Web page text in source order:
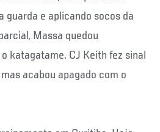
guarda e aplicando socos da
Massa quedou
katagatame. CJ Keith fez sinal
acabou apagado com o